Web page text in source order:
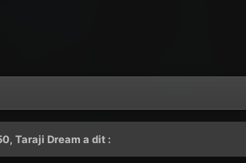
Taraji Dream a dit :